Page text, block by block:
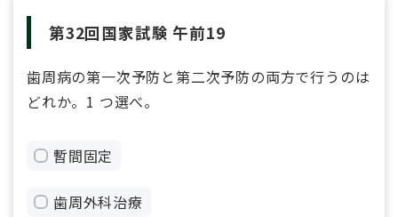
第32回国家試験 午前19
歯周病の第一次予防と第二次予防の両方で行うのは
どれか。1 つ選べ。
暫間固定
歯周外科治療